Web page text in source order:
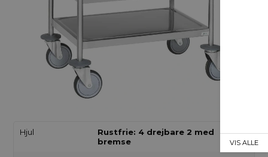
Hjul
Rustfrie: 4 drejbare 2 med
bremse
VIS ALLE